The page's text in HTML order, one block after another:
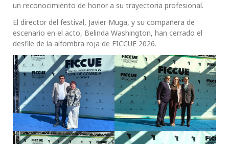
un reconocimiento de honor a su trayectoria profesional.
El director del festival, Javier Muga, y su compañera de
escenario en el acto, Belinda Washington, han cerrado el
desfile de la alfombra roja de FICCUE 2026.